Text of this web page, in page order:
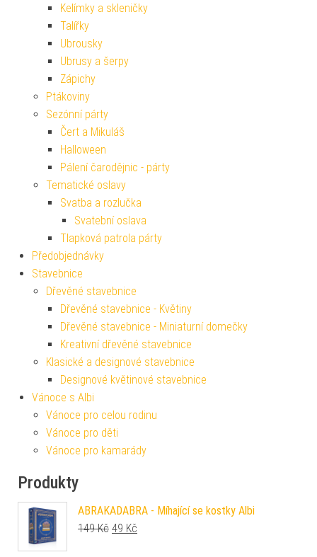
Kelímky a skleničky
Talířky
Ubrousky
Ubrusy a šerpy
Zápichy
Ptákoviny
Sezónní párty
Čert a Mikuláš
Halloween
Pálení čarodějnic - párty
Tematické oslavy
Svatba a rozlučka
Svatební oslava
Tlapková patrola párty
Předobjednávky
Stavebnice
Dřevěné stavebnice
Dřevěné stavebnice - Květiny
Dřevěné stavebnice - Miniaturní domečky
Kreativní dřevěné stavebnice
Klasické a designové stavebnice
Designové květinové stavebnice
Vánoce s Albi
Vánoce pro celou rodinu
Vánoce pro děti
Vánoce pro kamarády
Produkty
ABRAKADABRA - Míhající se kostky Albi
149Kč Původní cena byla: 149 Kč.
49 Kč